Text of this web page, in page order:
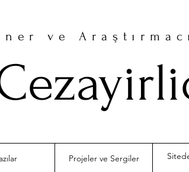
ve Araştırmacı
Projeler ve Sergiler